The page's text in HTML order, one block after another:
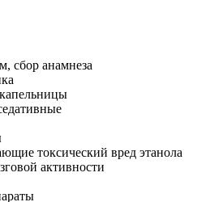
сбор анамнеза
токсический вред этанола
активности